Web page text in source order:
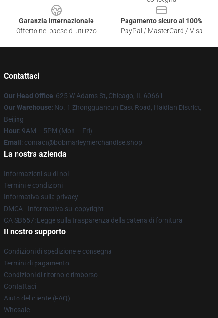
Garanzia internazionale
Offerto nel paese di utilizzo
Pagamento sicuro al 100%
PayPal / MasterCard / Visa
Contattaci
Our Head Office: 625 W Adams St, Chicago, IL 60661
Our Warehouse: No. 1 Zhongguancun East Road, Haidian District,
Beijing
Hour: 9AM – 5PM (Mon – Fri)
Email : contact@bobmarleymerchandise.shop
La nostra azienda
Informazioni su di noi
Termini e condizioni
Informativa sulla privacy
DMCA - Informativa sul copyright
CA SB657: Legge sulla trasparenza della catena di fornitura
Il nostro supporto
Condizioni di spedizione e consegna
Termini di pagamento
Condizioni di ritorno e rimborso
Contattaci
Aiuto del cliente (FAQ)
Whosale